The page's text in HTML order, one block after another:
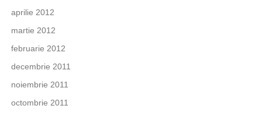
aprilie 2012
martie 2012
februarie 2012
decembrie 2011
noiembrie 2011
octombrie 2011